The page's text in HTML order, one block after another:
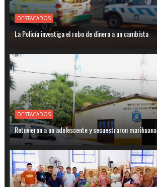
DESTACADOS
La Policía investiga el robo de dinero a un cambista
DESTACADOS
Retuvieron a un adolescente y secuestraron marihuana